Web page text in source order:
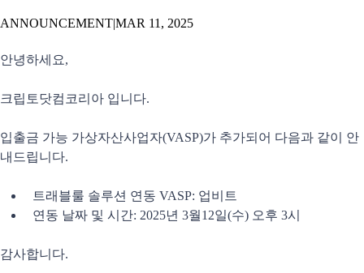
ANNOUNCEMENT|MAR 11, 2025
안녕하세요,
크립토닷컴코리아 입니다.
입출금 가능 가상자산사업자(VASP)가 추가되어 다음과 같이 안
내드립니다.
트래블룰 솔루션 연동 VASP: 업비트
연동 날짜 및 시간: 2025년 3월12일(수) 오후 3시
감사합니다.